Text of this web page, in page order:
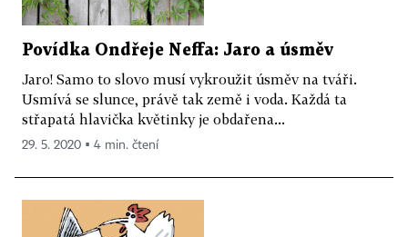
Povídka Ondřeje Neffa: Jaro a úsměv
Jaro! Samo to slovo musí vykroužit úsměv na tváři.
Usmívá se slunce, právě tak země i voda. Každá ta
střapatá hlavička květinky je obdařena...
29. 5. 2020 ▪ 4 min. čtení